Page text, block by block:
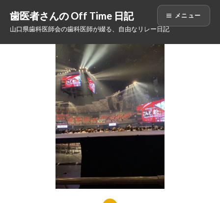
ン
歯医者さんの Off Time 日記
山口県歯科医師会の歯科医師が綴る、自由なリレー日記
メニュー